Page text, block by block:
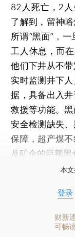
82人死亡，2
了解到，留神
所谓“黑面”，
工人休息，而
他们下井从不
实时监测井下
据，具备出入
救援等功能。
安全检测缺失
保障，超产煤
及矿企的巨额黑
本
登录
财新
可畅